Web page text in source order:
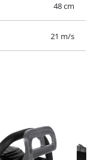
48 cm
21 m/s